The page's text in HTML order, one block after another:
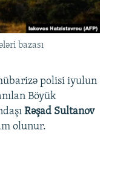
bazası
polisi iyulun
Böyük
Rəşad Sultanov
olunur.